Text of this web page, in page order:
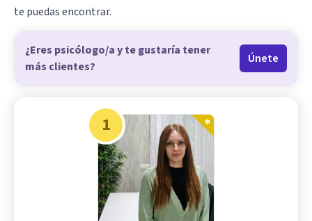
te puedas encontrar.
¿Eres psicólogo/a y te gustaría tener
más clientes?
Únete
1